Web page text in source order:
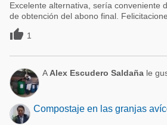
Excelente alternativa, sería conveniente
de obtención del abono final.
 1
A Alex Escudero Saldaña le
Compostaje en las granjas